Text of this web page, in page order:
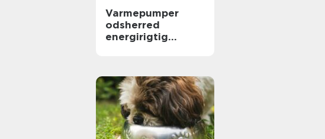
Varmepumper
odsherred
energirigtig